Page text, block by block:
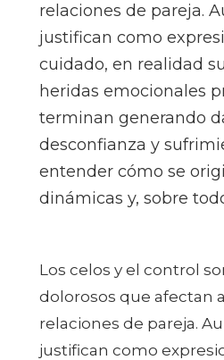
relaciones de pareja.
justifican como
cuidado, en realidad
heridas emocionales
terminan generando
desconfianza y
entender cómo se
dinámicas y, sobre
Los celos y el control
dolorosos que afectan
relaciones de pareja.
justifican como